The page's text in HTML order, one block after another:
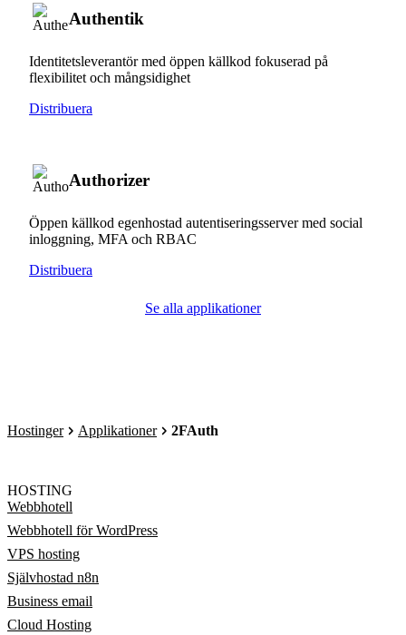
Authentik
Identitetsleverantör med öppen källkod fokuserad på
flexibilitet och mångsidighet
Distribuera
Authorizer
Öppen källkod egenhostad autentiseringsserver med social
inloggning, MFA och RBAC
Distribuera
Se alla applikationer
Hostinger Applikationer 2FAuth
HOSTING
Webbhotell
Webbhotell för WordPress
VPS hosting
Självhostad n8n
Business email
Cloud Hosting